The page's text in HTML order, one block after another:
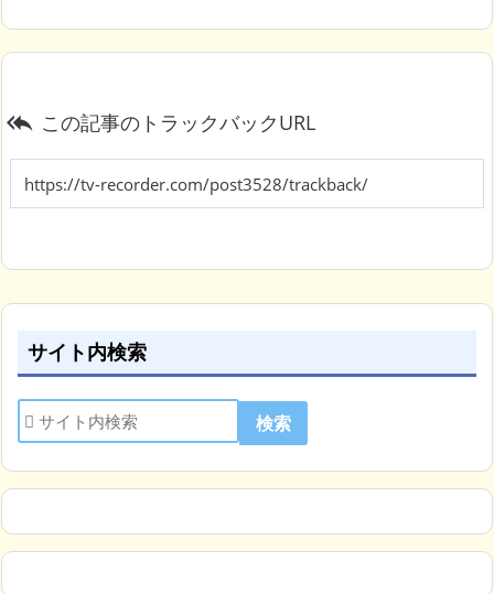
 この記事のトラックバックURL
サイト内検索